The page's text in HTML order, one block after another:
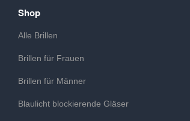
Shop
Alle Brillen
Brillen für Frauen
Brillen für Männer
Blaulicht blockierende Gläser